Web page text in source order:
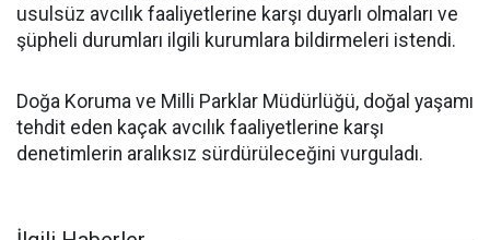
usulsüz avcılık faaliyetlerine karşı duyarlı olmaları ve
şüpheli durumları ilgili kurumlara bildirmeleri istendi.
Doğa Koruma ve Milli Parklar Müdürlüğü, doğal yaşamı
tehdit eden kaçak avcılık faaliyetlerine karşı
denetimlerin aralıksız sürdürüleceğini vurguladı.